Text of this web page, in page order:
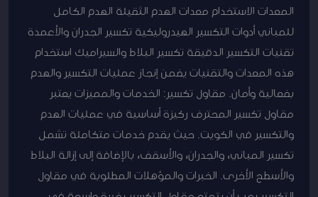
المعدات الاستخدام معدات الهدم الثقيلة الهدم الكامل
للمباني أدوات التكسير الهيدروليكية تكسير الجدران والأعمدة
تقنيات التكسير الدقيقة تكسير البلاط والسيراميك استخدام
هذه المعدات والتقنيات يضمن إنجاز عمليات التكسير والهدم
بفعالية وأمان. مقاول تكسير: الخدمات والمميزات يعتبر
مقاول تكسير المحترف ركيزة أساسية في عمليات الهدم
والتكسير في الكويت. حيث يقدم خدمات متكاملة تشمل
تكسير المباني، والجدران، والأسقف، بالإضافة إلى إزالة البلاط
والأسطح الأخرى. الخبرات والمؤهلات المطلوبة في مقاول